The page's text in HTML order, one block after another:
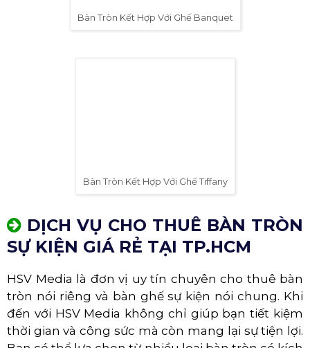
dàng và hiệu quả hơn. Mọi người trên bàn đều có